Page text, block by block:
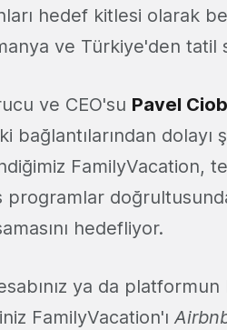
hedef kitlesi olarak
ve Türkiye'den
ve CEO'su Pavel
bağlantılarından
FamilyVacation,
programlar
hedefliyor.
ya da
FamilyVacation'ı